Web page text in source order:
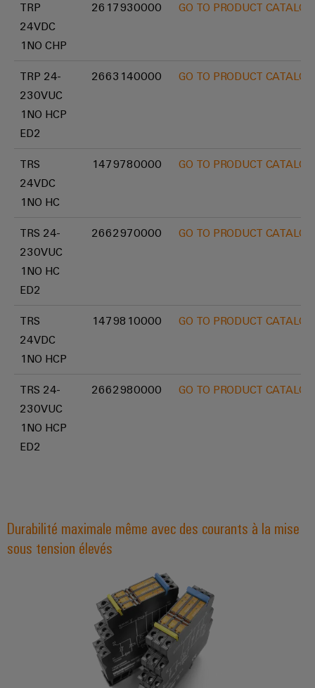
Des
et
numériques
pour
une
ferrooviaire
Construction
raccordement
l'industrie
Traitement
de
l'eau
Solutions
pour
l'industrie
Hydrogène
L'hydrogène
d'ingénierie
de
visualisation
Mesure
Weidmüller
distant
services
easyConnect
Workplace
et
automatiques
Logiciels
Imprimantes
industrielles
Éclairage
industriel
TRP
24VDC
1NO CHP
2617930000 GO TO PRODUCT
TRP 24-
230VUC
1NO HCP
ED2
2663140000 GO TO PRODUCT
TRS
24VDC
1NO HC
1479780000 GO TO PRODUCT
TRS 24-
230VUC
1NO HC
ED2
2662970000 GO TO PRODUCT
TRS
24VDC
1NO HCP
1479810000 GO TO PRODUCT
TRS 24-
230VUC
1NO HCP
ED2
2662980000 GO TO PRODUCT
Durabilité maximale même avec des courants à la mise
sous tension élevés